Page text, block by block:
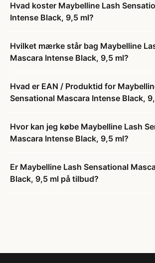
Hvad koster Maybelline Lash
Intense Black, 9,5 ml?
Hvilket mærke står bag Maybelline
Mascara Intense Black, 9,5 ml?
Hvad er EAN / Produktid for
Sensational Mascara Intense Black,
Hvor kan jeg købe Maybelline Lash
Mascara Intense Black, 9,5 ml?
Er Maybelline Lash Sensational
Black, 9,5 ml på tilbud?